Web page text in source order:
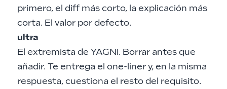
primero, el diff más corto, la explicación más
corta. El valor por defecto.
ultra
El extremista de YAGNI. Borrar antes que
añadir. Te entrega el one-liner y, en la misma
respuesta, cuestiona el resto del requisito.